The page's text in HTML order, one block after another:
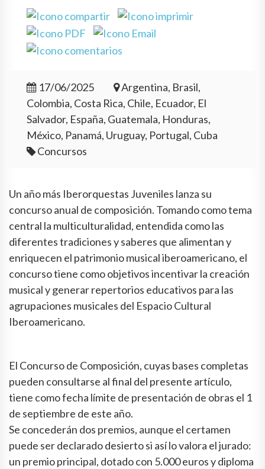
17/06/2025
Argentina, Brasil,
Colombia, Costa Rica, Chile, Ecuador, El
Salvador, España, Guatemala, Honduras,
México, Panamá, Uruguay, Portugal, Cuba
Concursos
Un año más Iberorquestas Juveniles lanza su
concurso anual de composición. Tomando como tema
central la multiculturalidad, entendida como las
diferentes tradiciones y saberes que alimentan y
enriquecen el patrimonio musical iberoamericano, el
concurso tiene como objetivos incentivar la creación
musical y generar repertorios educativos para las
agrupaciones musicales del Espacio Cultural
Iberoamericano.
El Concurso de Composición, cuyas bases completas
pueden consultarse al final del presente artículo,
tiene como fecha límite de presentación de obras el 1
de septiembre de este año.
Se concederán dos premios, aunque el certamen
puede ser declarado desierto si así lo valora el jurado:
un premio principal, dotado con 5.000 euros y diploma